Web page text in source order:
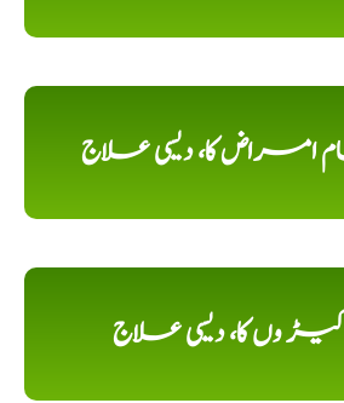
کا، دیسی علاج
وں کا، دیسی علاج